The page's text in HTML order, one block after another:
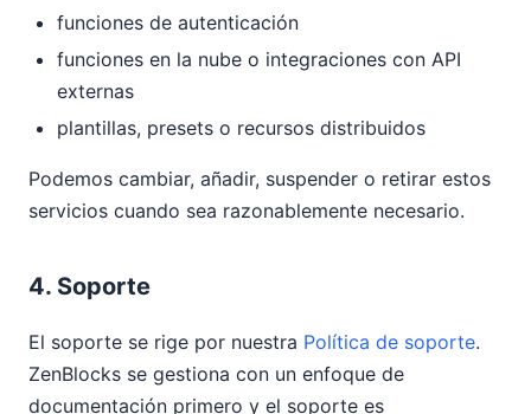
funciones de autenticación
funciones en la nube o integraciones con API
externas
plantillas, presets o recursos distribuidos
Podemos cambiar, añadir, suspender o retirar estos
servicios cuando sea razonablemente necesario.
4. Soporte
El soporte se rige por nuestra Política de soporte.
ZenBlocks se gestiona con un enfoque de
documentación primero y el soporte es